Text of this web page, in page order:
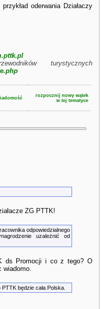
oderwania Działaczy
turystycznych
rozpocznij nowy wątek
w tej tematyce
ZG PTTK!
odpowiedzialnego
uzależnić od
ds Promocji i co z tego? O
wiadomo.
będzie cała Polska.